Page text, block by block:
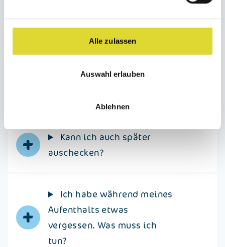
Alle zulassen
Auswahl erlauben
Ablehnen
oder vor der Öffnungszeit
+
Kann ich auch später
auschecken?
+
Ich habe während meines
Aufenthalts etwas
vergessen. Was muss ich
tun?